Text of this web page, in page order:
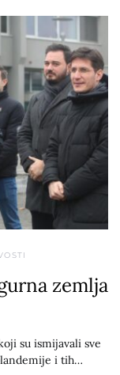
zemlja
su ismijavali sve
i tih…